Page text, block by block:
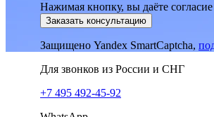
Нажимая кнопку, вы даёте
Заказать консультацию
Защищено Yandex SmartCaptcha,
Для звонков из России и СНГ
+7 495 492-45-92